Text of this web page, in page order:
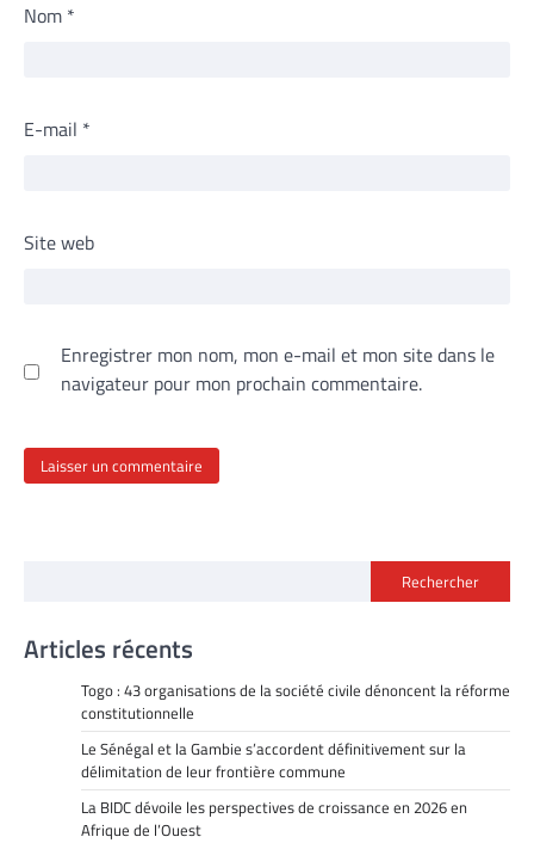
Nom *
E-mail *
Site web
Enregistrer mon nom, mon e-mail et mon site dans le
navigateur pour mon prochain commentaire.
Rechercher
Articles récents
Togo : 43 organisations de la société civile dénoncent la réforme
constitutionnelle
Le Sénégal et la Gambie s’accordent définitivement sur la
délimitation de leur frontière commune
La BIDC dévoile les perspectives de croissance en 2026 en
Afrique de l’Ouest